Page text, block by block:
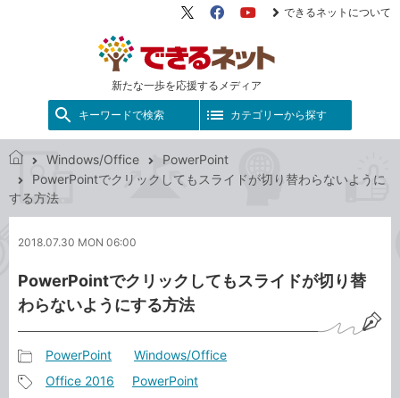
新たな一歩を応援するメディア
X（旧
FacebookYouTube
できるネットについて
キーワードで検索 カテゴリーから探す
で
き
ッ
Windows/Office
PowerPoint
PowerPointでクリックしてもスライドが切り替わらないように
する方法
2018.07.30 MON 06:00
PowerPointでクリックしてもスライドが切り替
わらないようにする方法
事
PowerPoint Windows/Office
Office 2016 PowerPoint